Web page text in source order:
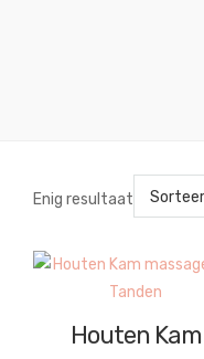
Enig resultaat
Houten Kam